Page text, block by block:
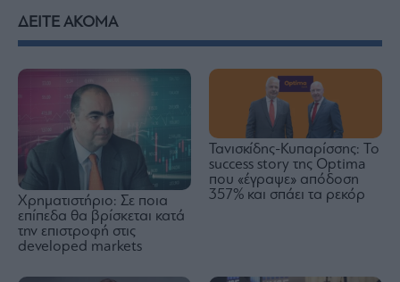
ΔΕΙΤΕ ΑΚΟΜΑ
Χρηματιστήριο: Σε ποια
επίπεδα θα βρίσκεται κατά
την επιστροφή στις
developed markets
Τανισκίδης-Κυπαρίσσης: Το
success story της Optima
που «έγραψε» απόδοση
357% και σπάει τα ρεκόρ